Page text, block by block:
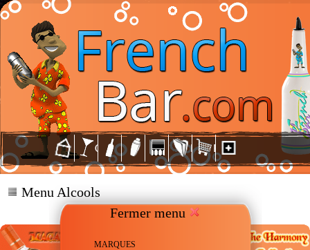
Fermer menu
MARQUES
Menu Alcools